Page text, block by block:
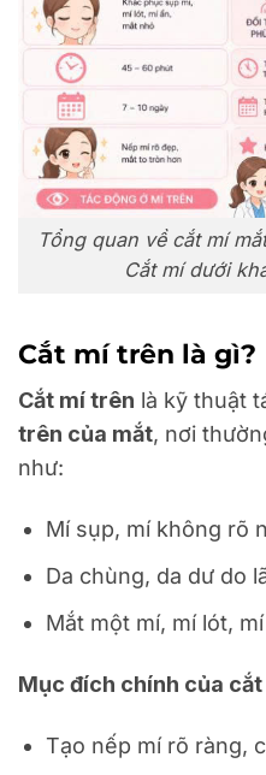
Tổng quan về cắt mí
Cắt mí dưới
Cắt mí trên là gì?
Cắt mí trên là kỹ thuật
trên của mắt, nơi
như:
Mí sụp, mí không rõ
Da chùng, da dư do
Mắt một mí, mí lót,
Mục đích chính của
Tạo nếp mí rõ ràng,